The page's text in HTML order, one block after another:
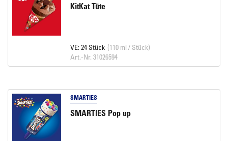
KitKat Tüte
VE: 24 Stück (110 ml / Stück)
Art.-Nr. 31026594
SMARTIES
SMARTIES Pop up